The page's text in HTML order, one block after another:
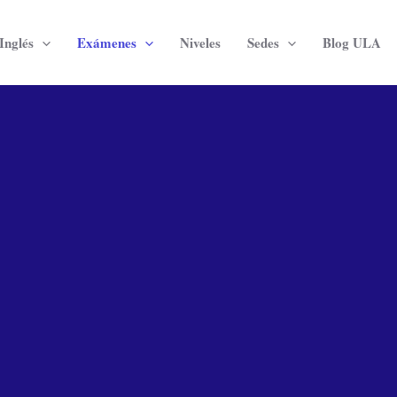
Inglés Exámenes Niveles Sedes Blog ULA